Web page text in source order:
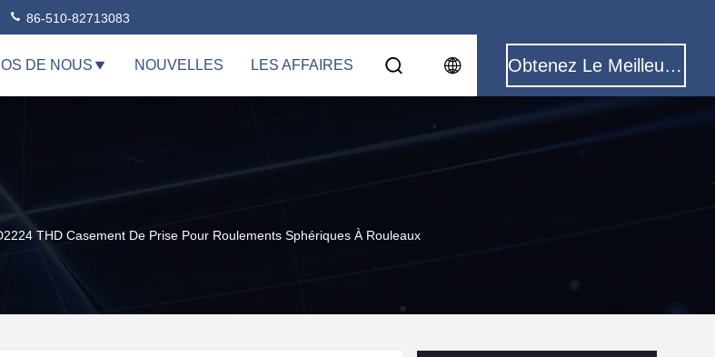
86-510-82713083
DE NOUS NOUVELLES LES AFFAIRES Obtenez Le Meilleur Prix
THD Casement De Prise Pour Roulements Sphériques À Rouleaux